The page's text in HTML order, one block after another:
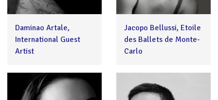
Daminao Artale,
International Guest
Artist
Jacopo Bellussi, Etoile
des Ballets de Monte-
Carlo